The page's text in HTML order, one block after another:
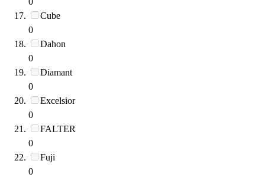
Cube
0
Dahon
0
Diamant
0
Excelsior
0
FALTER
0
Fuji
0